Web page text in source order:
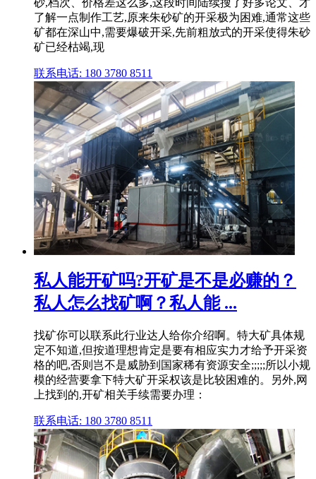
砂,档次、价格差这么多,这段时间陆续搜了好多论文、才
了解一点制作工艺,原来朱砂矿的开采极为困难,通常这些
矿都在深山中,需要爆破开采,先前粗放式的开采使得朱砂
矿已经枯竭,现
联系电话: 180 3780 8511
私人能开矿吗?开矿是不是必赚的？
私人怎么找矿啊？私人能 ...
找矿你可以联系此行业达人给你介绍啊。特大矿具体规
定不知道,但按道理想肯定是要有相应实力才给予开采资
格的吧,否则岂不是威胁到国家稀有资源安全;;;;;所以小规
模的经营要拿下特大矿开采权该是比较困难的。另外,网
上找到的,开矿相关手续需要办理：
联系电话: 180 3780 8511